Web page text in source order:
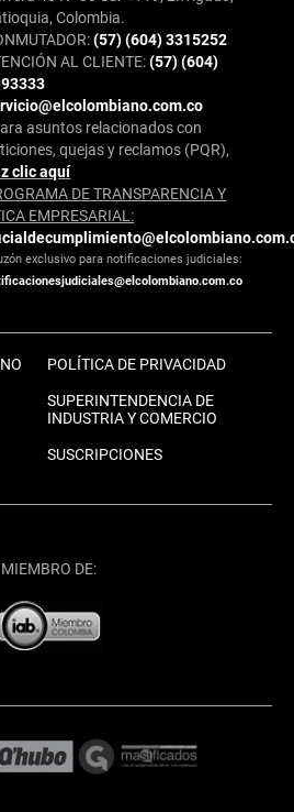
Colombia.
(57) (604) 3315252
AL CLIENTE:(57) (604)
asuntos relacionados con
quejas y reclamos (PQR),
clic aquí
DE TRANSPARENCIA Y
EMPRESARIAL:
exclusivo para notificaciones judiciales:
POLÍTICA DE PRIVACIDAD
SUPERINTENDENCIA DE
INDUSTRIA Y COMERCIO
SUSCRIPCIONES
MIEMBRO DE: